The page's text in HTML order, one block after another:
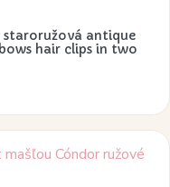
staroružová antique
hair clips in two